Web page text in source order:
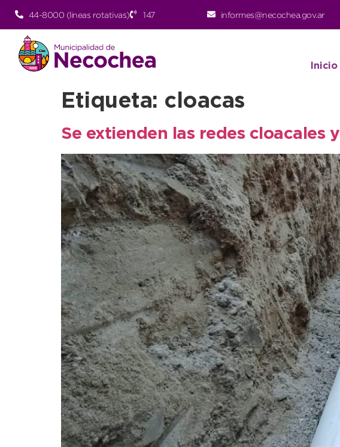
44-8000 (lineas rotativas) 147 informes@necochea.gov.ar
Inicio
Etiqueta: cloacas
Se extienden las redes cloacales